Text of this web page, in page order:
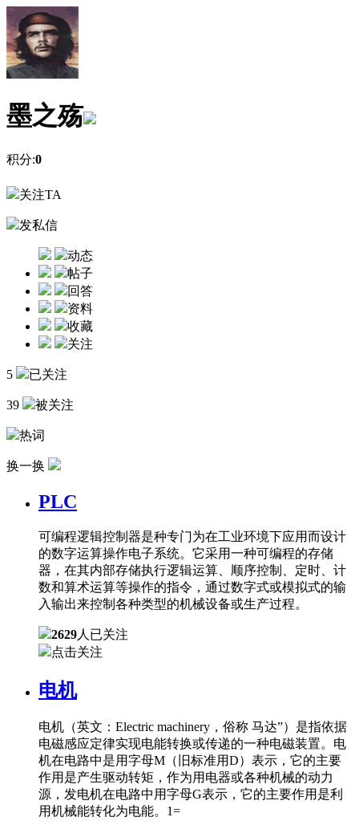
墨之殇
积分:0
关注TA
发私信
动态
帖子
回答
资料
收藏
关注
5 已关注
39 被关注
热词
换一换
PLC
可编程逻辑控制器是种专门为在工业环境下应用而设计
的数字运算操作电子系统。它采用一种可编程的存储
器，在其内部存储执行逻辑运算、顺序控制、定时、计
数和算术运算等操作的指令，通过数字式或模拟式的输
入输出来控制各种类型的机械设备或生产过程。
2629人已关注
点击关注
电机
电机（英文：Electric machinery，俗称 马达”）是指依据
电磁感应定律实现电能转换或传递的一种电磁装置。电
机在电路中是用字母M（旧标准用D）表示，它的主要
作用是产生驱动转矩，作为用电器或各种机械的动力
源，发电机在电路中用字母G表示，它的主要作用是利
用机械能转化为电能。1=